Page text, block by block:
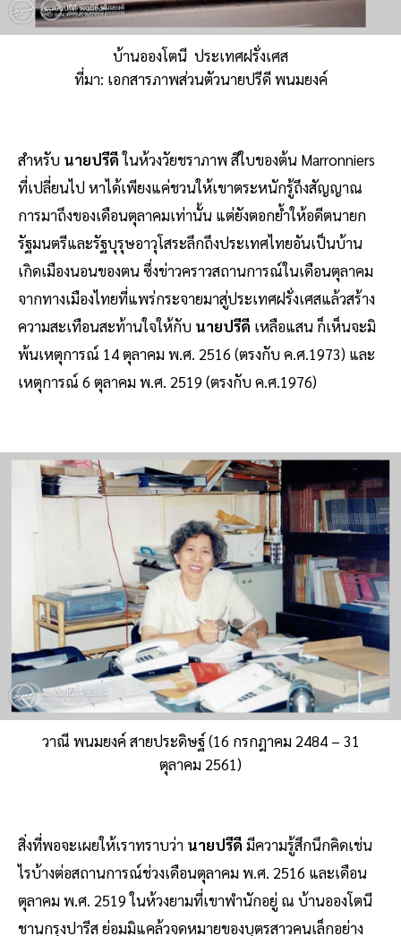
บ้านอองโตนี ประเทศฝรั่งเศส
ที่มา: เอกสารภาพส่วนตัวนายปรีดี พนมยงค์
สำหรับ นายปรีดีในห้วงวัยชราภาพ สีใบของต้น Marronniers
ที่เปลี่ยนไป หาได้เพียงแค่ชวนให้เขาตระหนักรู้ถึงสัญญาณ
การมาถึงของเดือนตุลาคมเท่านั้น แต่ยังตอกย้ำให้อดีตนายก
รัฐมนตรีและรัฐบุรุษอาวุโสระลึกถึงประเทศไทยอันเป็นบ้าน
เกิดเมืองนอนของตน ซึ่งข่าวคราวสถานการณ์ในเดือนตุลาคม
จากทางเมืองไทยที่แพร่กระจายมาสู่ประเทศฝรั่งเศสแล้วสร้าง
ความสะเทือนสะท้านใจให้กับ นายปรีดี เหลือแสน ก็เห็นจะมิ
พ้นเหตุการณ์ 14 ตุลาคม พ.ศ. 2516 (ตรงกับ ค.ศ.1973) และ
เหตุการณ์ 6 ตุลาคม พ.ศ. 2519 (ตรงกับ ค.ศ.1976)
วาณี พนมยงค์ สายประดิษฐ์ (16 กรกฎาคม 2484 – 31
ตุลาคม 2561)
สิ่งที่พอจะเผยให้เราทราบว่า นายปรีดี มีความรู้สึกนึกคิดเช่น
ไรบ้างต่อสถานการณ์ช่วงเดือนตุลาคม พ.ศ. 2516 และเดือน
ตุลาคม พ.ศ. 2519 ในห้วงยามที่เขาพำนักอยู่ ณ บ้านอองโตนี
ชานกรุงปารีส ย่อมมิแคล้วจดหมายของบุตรสาวคนเล็กอย่าง